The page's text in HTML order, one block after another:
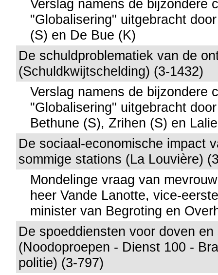
Verslag namens de bijzondere
"Globalisering" uitgebracht
(S) en De Bue (K)
De schuldproblematiek van de
(Schuldkwijtschelding) (3-1432)
Verslag namens de bijzondere
"Globalisering" uitgebracht
Bethune (S), Zrihen (S) en
De sociaal-economische impact
sommige stations (La Louvière)
Mondelinge vraag van
heer Vande Lanotte, vice-
minister van Begroting en
De spoeddiensten voor doven
(Noodoproepen - Dienst 100 -
politie) (3-797)